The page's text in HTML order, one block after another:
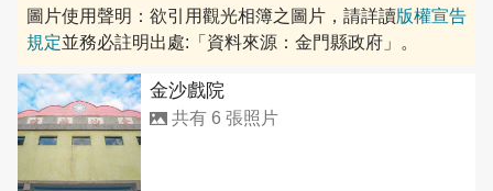
圖片使用聲明：欲引用觀光相簿之圖片，請詳讀版權宣告
規定並務必註明出處:「資料來源：金門縣政府」。
金沙戲院
共有 6 張照片